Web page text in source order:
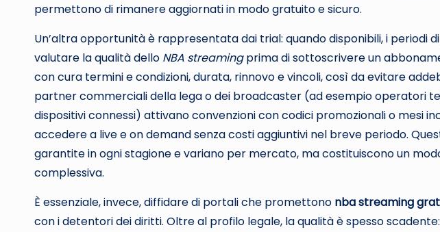
permettono di rimanere aggiornati in modo gratuito e sicuro.
Un’altra opportunità è rappresentata dai trial: quando disponibili, i periodi
valutare la qualità dello NBA streamingprima di sottoscrivere un
con cura termini e condizioni, durata, rinnovo e vincoli, così da evitare
partner commerciali della lega o dei broadcaster (ad esempio operatori
dispositivi connessi) attivano convenzioni con codici promozionali o mesi
accedere a live e on demand senza costi aggiuntivi nel breve periodo.
garantite in ogni stagione e variano per mercato, ma costituiscono un
complessiva.
È essenziale, invece, diffidare di portali che promettono nba streaming
con i detentori dei diritti. Oltre al profilo legale, la qualità è spesso